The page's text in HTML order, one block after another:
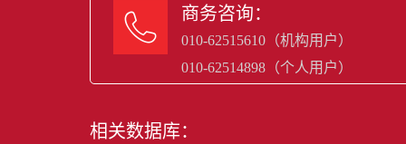
 商务咨询：
010-62515610（机构用户）
010-62514898（个人用户）
相关数据库：